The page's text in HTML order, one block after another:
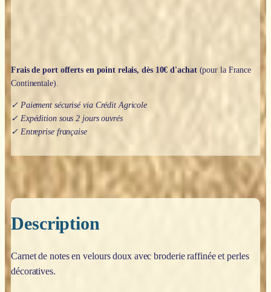
Frais de port offerts en point relais, dès 10€ d'achat(pour la France
Continentale).
✓ Paiement sécurisé via Crédit Agricole
✓ Expédition sous 2 jours ouvrés
✓ Entreprise française
Description
Carnet de notes en velours doux avec broderie raffinée et perles
décoratives.